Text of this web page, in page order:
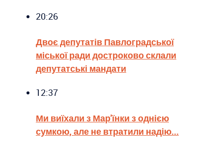
20:26
Двоє депутатів Павлоградської
міської ради достроково склали
депутатські мандати
12:37
Ми виїхали з Мар'їнки з однією
сумкою, але не втратили надію...